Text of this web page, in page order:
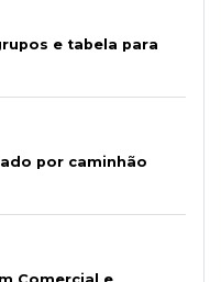
e tabela para
por caminhão